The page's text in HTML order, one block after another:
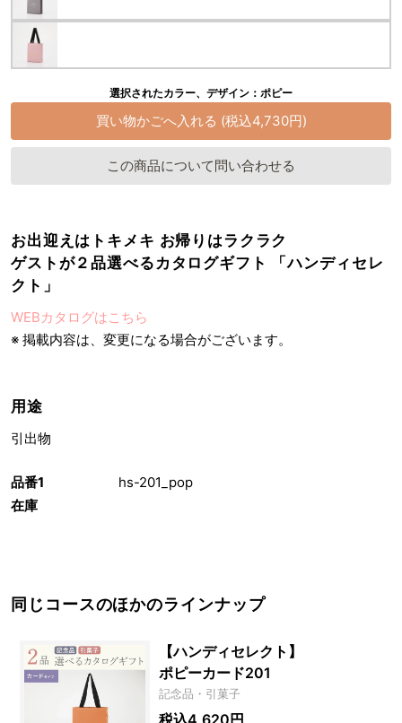
品番1
hs-201_pop
在庫
選択されたカラー、デザイン：ポピー
この商品について問い合わせる
お出迎えはトキメキ お帰りはラクラク
ゲストが２品選べるカタログギフト 「ハンディセレ
クト」
WEBカタログはこちら
※ 掲載内容は、変更になる場合がございます。
用途
引出物
同じコースのほかのラインナップ
【ハンディセレクト】
ポピーカード201
記念品・引菓子
税込4,620円